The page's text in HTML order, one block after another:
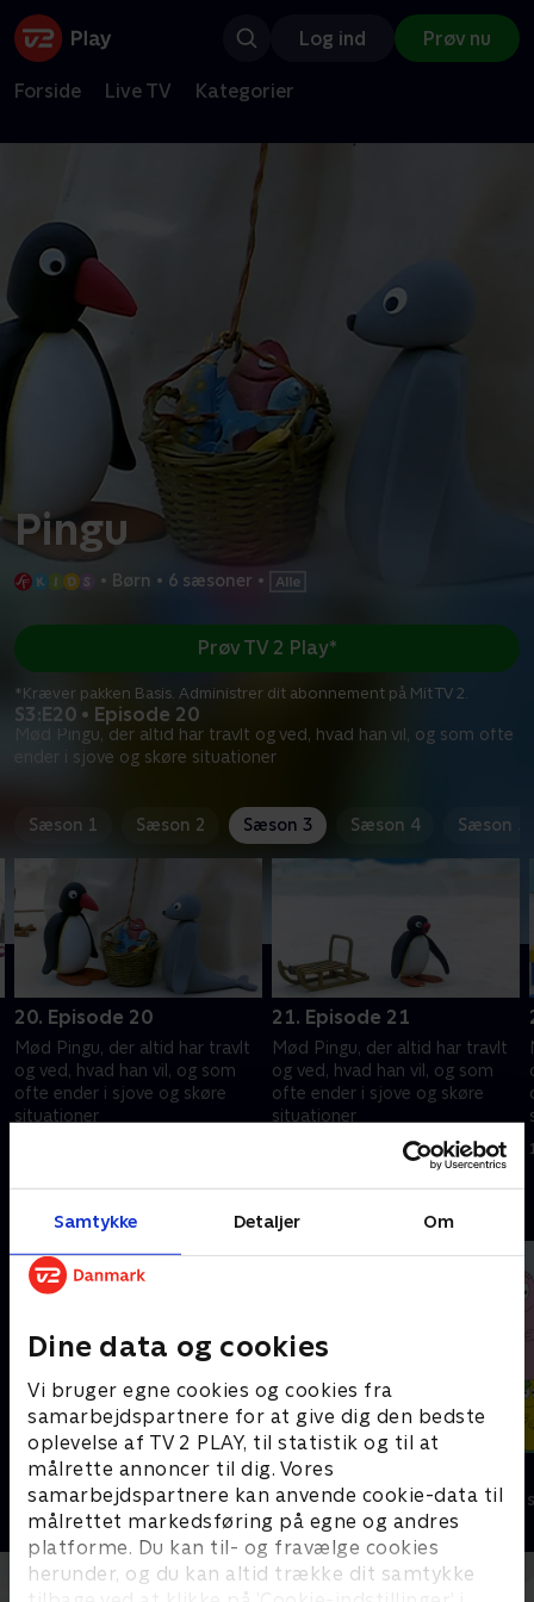
Samtykke Detaljer Om
Dine data og cookies
Vi bruger egne cookies og cookies fra
samarbejdspartnere for at give dig den bedste
oplevelse af TV 2 PLAY, til statistik og til at
målrette annoncer til dig. Vores
samarbejdspartnere kan anvende cookie-data til
målrettet markedsføring på egne og andres
platforme. Du kan til- og fravælge cookies
herunder, og du kan altid trække dit samtykke
Log ind Prøv nu
Forside Live TV Kategorier
Pingu
• Børn • 6 sæsoner •
S3:E20 • Episode 20
Mød Pingu, der altid har travlt og ved, hvad han vil, og som ofte
ender i sjove og skøre situationer
Prøv TV 2 Play*
*Kræver pakken Basis. Administrer dit abonnement på Mit TV 2.
Sæson 1 Sæson 2 Sæson 3 Sæson 4 Sæson 5
20. Episode 20
Mød Pingu, der altid har travlt
og ved, hvad han vil, og som
ofte ender i sjove og skøre
situationer
21. Episode 21
Mød Pingu, der altid har travlt
og ved, hvad han vil, og som
ofte ender i sjove og skøre
situationer
9. oktober 2011 • 5 min
Rasmus Klump
Børneserier • 3 sæsoner Børneserier • 1